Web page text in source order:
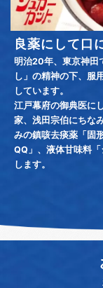
良薬にして口
明治20年、東京神田
し」の精神の下、服
しています。
江戸幕府の御典医に
家、浅田宗伯にちな
みの鎮咳去痰薬「固
QQ」、液体甘味料
します。